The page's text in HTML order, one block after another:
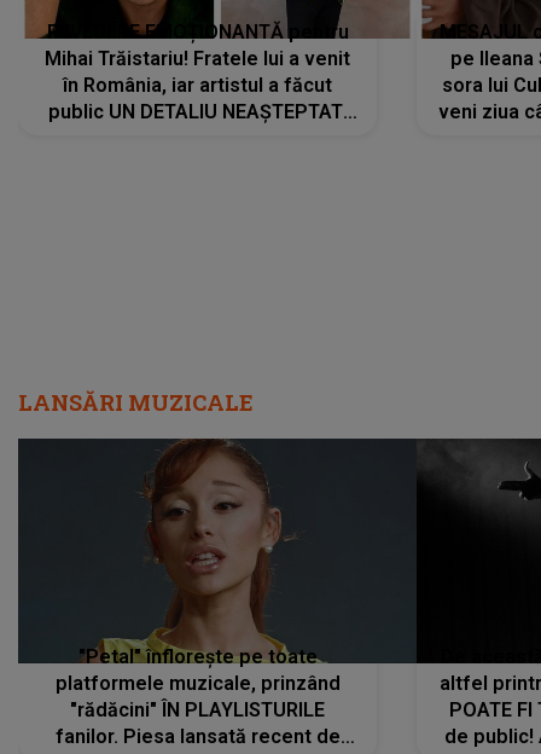
REVEDERE EMOȚIONANTĂ pentru
Mihai Trăistariu! Fratele lui a venit
în România, iar artistul a făcut
public UN DETALIU NEAȘTEPTAT:
MESAJUL
pe Ileana
sora lui
veni ziua
LANSĂRI MUZICALE
"Petal" înflorește pe toate
platformele muzicale, prinzând
"rădăcini" ÎN PLAYLISTURILE
fanilor. Piesa lansată recent de
altfel
POATE FI
de public!